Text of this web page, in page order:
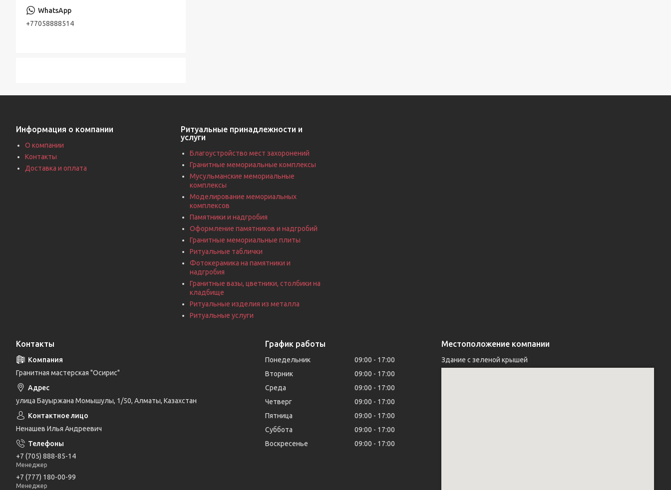
+77058888514
Информация о компании
О компании
Контакты
Доставка и оплата
Ритуальные принадлежности и
услуги
Благоустройство мест захоронений
Гранитные мемориальные комплексы
Мусульманские мемориальные
комплексы
Моделирование мемориальных
комплексов
Памятники и надгробия
Оформление памятников и надгробий
Гранитные мемориальные плиты
Ритуальные таблички
Фотокерамика на памятники и
надгробия
Гранитные вазы, цветники, столбики на
кладбище
Ритуальные изделия из металла
Ритуальные услуги
Контакты
Гранитная мастерская "Осирис"
улица Бауыржана Момышулы, 1/50, Алматы, Казахстан
Ненашев Илья Андреевич
+7 (705) 888-85-14
Менеджер
+7 (777) 180-00-99
Менеджер
График работы
Понедельник 09:00
17:00
Вторник
09:00
17:00
Среда
09:00
17:00
Четверг
09:00
17:00
Пятница
09:00
17:00
Суббота
09:00
17:00
Воскресенье
09:00 17:00
Местоположение компании
Здание с зеленой крышей